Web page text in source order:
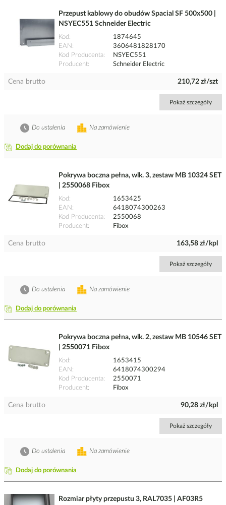
Przepust kablowy do obudów Spacial SF 500x500 |
NSYEC551 Schneider Electric
Kod
1874645
EAN
3606481828170
Kod Producenta
NSYEC551
Producent
Schneider Electric
Cena brutto 210,72 zł/szt
Pokaż szczegóły
Dodaj do porównania
Na zamówienie
Do ustalenia
Pokrywa boczna pełna, wlk. 3, zestaw MB 10324 SET
| 2550068 Fibox
Kod
1653425
EAN
6418074300263
Kod Producenta
2550068
Producent
Fibox
Cena brutto 163,58 zł/kpl
Pokaż szczegóły
Dodaj do porównania
Na zamówienie
Do ustalenia
Pokrywa boczna pełna, wlk. 2, zestaw MB 10546 SET
| 2550071 Fibox
Kod
1653415
EAN
6418074300294
Kod Producenta
2550071
Producent
Fibox
Cena brutto 90,28 zł/kpl
Pokaż szczegóły
Dodaj do porównania
Na zamówienie
Do ustalenia
Rozmiar płyty przepustu 3, RAL7035 | AF03R5